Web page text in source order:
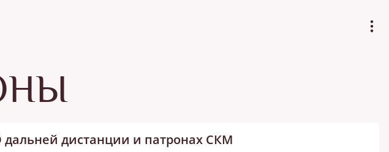
дальней дистанции и патронах СКМ